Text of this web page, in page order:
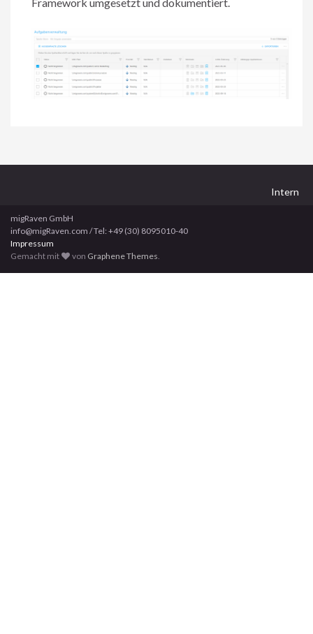
Intern
migRaven GmbH
info@migRaven.com / Tel: +49 (30) 8095010-40
Impressum
Gemacht mit
von Graphene Themes.